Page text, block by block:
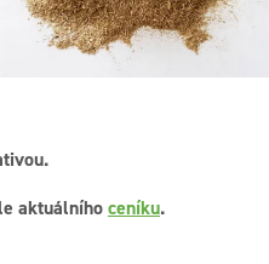
aktuálníhoceníku.